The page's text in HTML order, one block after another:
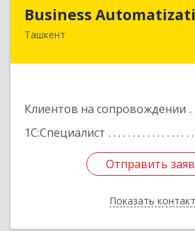
Business
Ташкент
Клиентов на сопровождении
1С:Специалист
Отправить
Показать
Узбекистан, г. Ташкент,
Отправить
Назад